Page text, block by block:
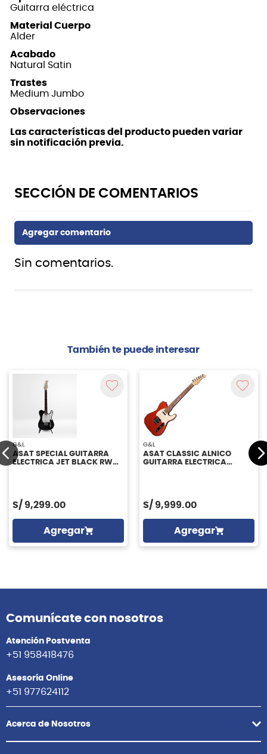
Guitarra eléctrica
Material Cuerpo
Alder
Acabado
Natural Satin
Trastes
Medium Jumbo
Observaciones
Las características del producto pueden variar
sin notificación previa.
Sin comentarios.
También te puede interesar
G&L
ASAT SPECIAL GUITARRA
ELECTRICA JET BLACK RWN
S/ 9,299.00
Agregar
G&L
ASAT CLASSIC ALNICO
GUITARRA ELECTRICA
S/ 9,999.00
Agregar
Comunícate con nosotros
Atención Postventa
+51 958418476
Asesoría Online
+51 977624112
Acerca de Nosotros